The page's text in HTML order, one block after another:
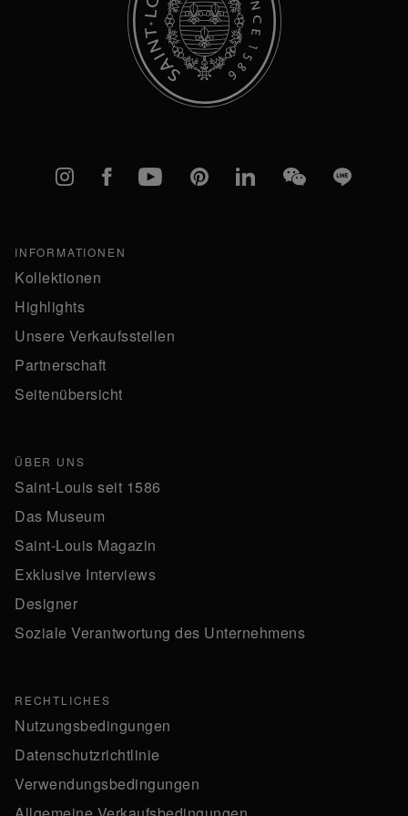
Instagram
FacebookYouTubePinterestlinkedInWeChatLine
INFORMATIONEN
Kollektionen
Highlights
Unsere Verkaufsstellen
Partnerschaft
Seitenübersicht
ÜBER UNS
Saint-Louis seit 1586
Das Museum
Saint-Louis Magazin
Exklusive Interviews
Designer
Soziale Verantwortung des Unternehmens
RECHTLICHES
Nutzungsbedingungen
Datenschutzrichtlinie
Verwendungsbedingungen